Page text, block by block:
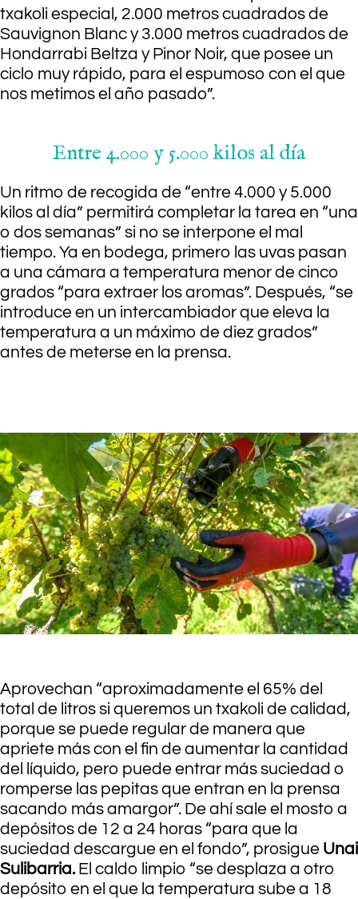
txakoli especial, 2.000 metros cuadrados de
Sauvignon Blanc y 3.000 metros cuadrados de
Hondarrabi Beltza y Pinor Noir, que posee un
ciclo muy rápido, para el espumoso con el que
nos metimos el año pasado”.
Entre 4.000 y 5.000 kilos al día
Un ritmo de recogida de “entre 4.000 y 5.000
kilos al día” permitirá completar la tarea en “una
o dos semanas” si no se interpone el mal
tiempo. Ya en bodega, primero las uvas pasan
a una cámara a temperatura menor de cinco
grados “para extraer los aromas”. Después, “se
introduce en un intercambiador que eleva la
temperatura a un máximo de diez grados”
antes de meterse en la prensa.
Aprovechan “aproximadamente el 65% del
total de litros si queremos un txakoli de calidad,
porque se puede regular de manera que
apriete más con el fin de aumentar la cantidad
del líquido, pero puede entrar más suciedad o
romperse las pepitas que entran en la prensa
sacando más amargor”. De ahí sale el mosto a
depósitos de 12 a 24 horas “para que la
suciedad descargue en el fondo”, prosigue Unai
Sulibarria. El caldo limpio “se desplaza a otro
depósito en el que la temperatura sube a 18